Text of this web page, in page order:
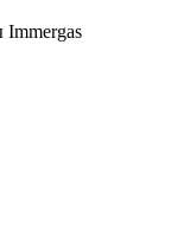
Immergas